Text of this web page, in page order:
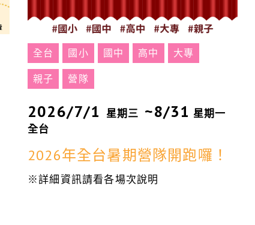
全台 國小 國中 高中 大專
親子 營隊
2026/7/1 星期三 ~8/31 星期一
全台
2026年全台暑期營隊開跑囉！
※詳細資訊請看各場次說明